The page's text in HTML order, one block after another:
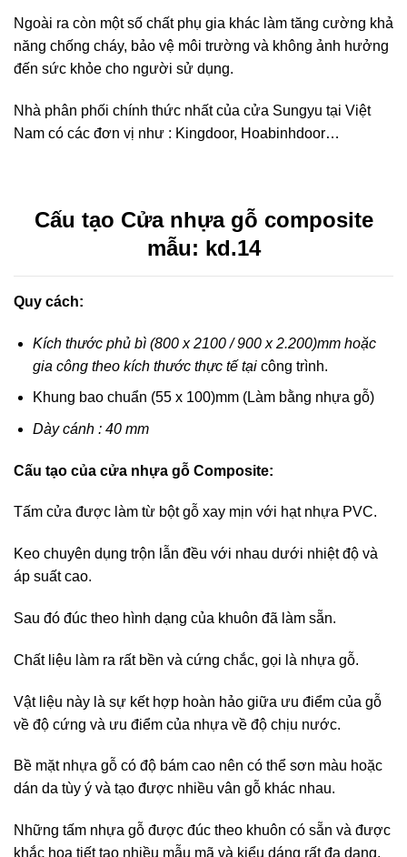
Ngoài ra còn một số chất phụ gia khác làm tăng cường khả
năng chống cháy, bảo vệ môi trường và không ảnh hưởng
đến sức khỏe cho người sử dụng.
Nhà phân phối chính thức nhất của cửa Sungyu tại Việt
Nam có các đơn vị như : Kingdoor, Hoabinhdoor…
Cấu tạo Cửa nhựa gỗ composite
mẫu: kd.14
Quy cách:
Kích thước phủ bì (800 x 2100 / 900 x 2.200)mm hoặc
gia công theo kích thước thực tế tại công trình.
Khung bao chuẩn (55 x 100)mm (Làm bằng nhựa gỗ)
Dày cánh : 40 mm
Cấu tạo của cửa nhựa gỗ Composite:
Tấm cửa được làm từ bột gỗ xay mịn với hạt nhựa PVC.
Keo chuyên dụng trộn lẫn đều với nhau dưới nhiệt độ và
áp suất cao.
Sau đó đúc theo hình dạng của khuôn đã làm sẵn.
Chất liệu làm ra rất bền và cứng chắc, gọi là nhựa gỗ.
Vật liệu này là sự kết hợp hoàn hảo giữa ưu điểm của gỗ
về độ cứng và ưu điểm của nhựa về độ chịu nước.
Bề mặt nhựa gỗ có độ bám cao nên có thể sơn màu hoặc
dán da tùy ý và tạo được nhiều vân gỗ khác nhau.
Những tấm nhựa gỗ được đúc theo khuôn có sẵn và được
khắc họa tiết tạo nhiều mẫu mã và kiểu dáng rất đa dạng.